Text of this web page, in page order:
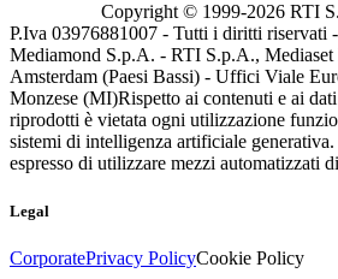
Copyright © 1999-2026 RTI
P.Iva 03976881007 - Tutti i diritti riservati
Mediamond S.p.A. - RTI S.p.A., Mediaset
Amsterdam (Paesi Bassi) - Uffici Viale
Monzese (MI)Rispetto ai contenuti e ai
riprodotti è vietata ogni utilizzazione
sistemi di intelligenza artificiale
espresso di utilizzare mezzi automatizzati
Legal
CorporatePrivacy PolicyCookie Policy